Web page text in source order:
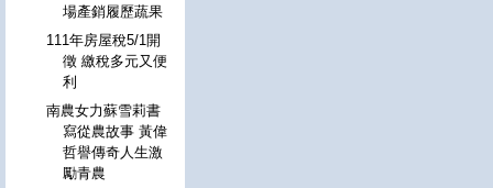
場產銷履歷蔬果
111年房屋稅5/1開
徵 繳稅多元又便
利
南農女力蘇雪莉書
寫從農故事 黃偉
哲譽傳奇人生激
勵青農